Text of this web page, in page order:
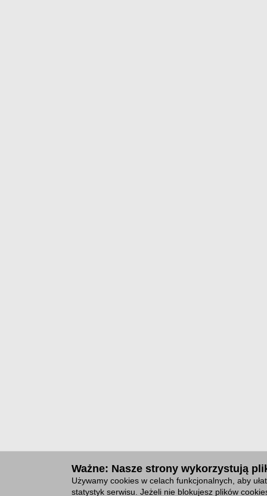
Ważne: Nasze strony wykorzystują
Używamy cookies w celach funkcjonalnych, aby
statystyk serwisu. Jeżeli nie blokujesz plików